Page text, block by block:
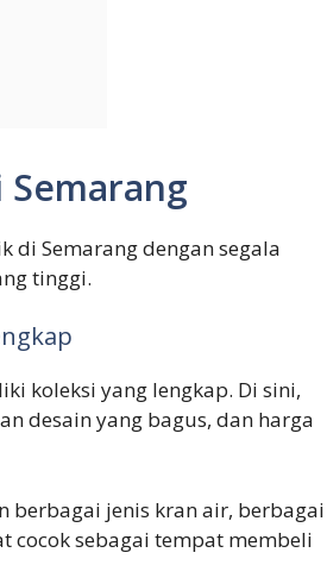
Semarang dengan segala
tinggi.
koleksi yang lengkap. Di sini,
desain yang bagus, dan harga
berbagai jenis kran air, berbagai
cocok sebagai tempat membeli